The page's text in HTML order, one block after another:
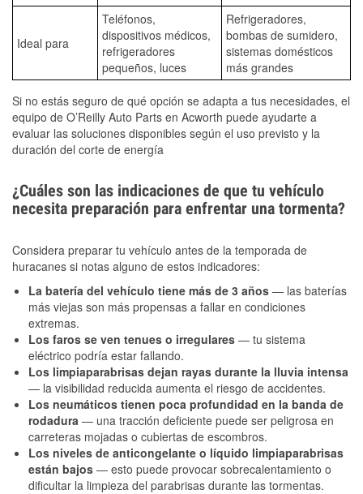
Ideal para
Teléfonos,
dispositivos médicos,
refrigeradores
pequeños, luces
Refrigeradores,
bombas de sumidero,
sistemas domésticos
más grandes
Si no estás seguro de qué opción se adapta a tus necesidades, el
equipo de O’Reilly Auto Parts en Acworth puede ayudarte a
evaluar las soluciones disponibles según el uso previsto y la
duración del corte de energía
¿Cuáles son las indicaciones de que tu vehículo
necesita preparación para enfrentar una tormenta?
Considera preparar tu vehículo antes de la temporada de
huracanes si notas alguno de estos indicadores:
La batería del vehículo tiene más de 3 años — las baterías
más viejas son más propensas a fallar en condiciones
extremas.
Los faros se ven tenues o irregulares — tu sistema
eléctrico podría estar fallando.
Los limpiaparabrisas dejan rayas durante la lluvia intensa
— la visibilidad reducida aumenta el riesgo de accidentes.
Los neumáticos tienen poca profundidad en la banda de
rodadura — una tracción deficiente puede ser peligrosa en
carreteras mojadas o cubiertas de escombros.
Los niveles de anticongelante o líquido limpiaparabrisas
están bajos — esto puede provocar sobrecalentamiento o
dificultar la limpieza del parabrisas durante las tormentas.